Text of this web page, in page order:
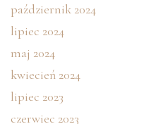
październik 2024
lipiec 2024
maj 2024
kwiecień 2024
lipiec 2023
czerwiec 2023